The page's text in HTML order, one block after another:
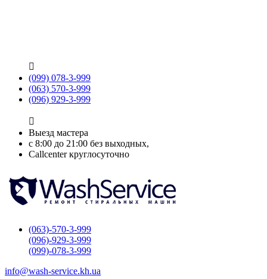

(099) 078-3-999
(063) 570-3-999
(096) 929-3-999

Выезд мастера
с 8:00 до 21:00 без выходных,
Callcenter круглосуточно
(063)-570-3-999
(096)-929-3-999
(099)-078-3-999
info@wash-service.kh.ua